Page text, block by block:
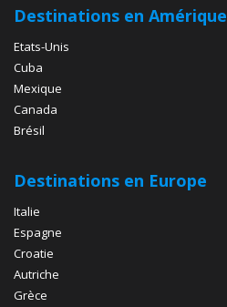
Destinations en Amérique
Etats-Unis
Cuba
Mexique
Canada
Brésil
Destinations en Europe
Italie
Espagne
Croatie
Autriche
Grèce